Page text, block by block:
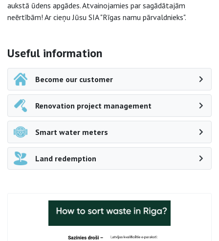
aukstā ūdens apgādes. Atvainojamies par sagādātajām
neērtībām! Ar cieņu Jūsu SIA "Rīgas namu pārvaldnieks".
Side navigation
Useful information
Become our customer
Renovation project management
Smart water meters
Land redemption